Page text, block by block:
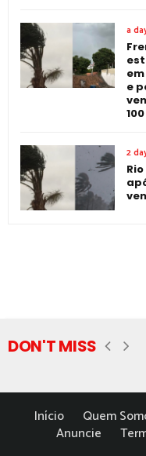
a
e
2
DON'T MISS
Início Quem
Anuncie